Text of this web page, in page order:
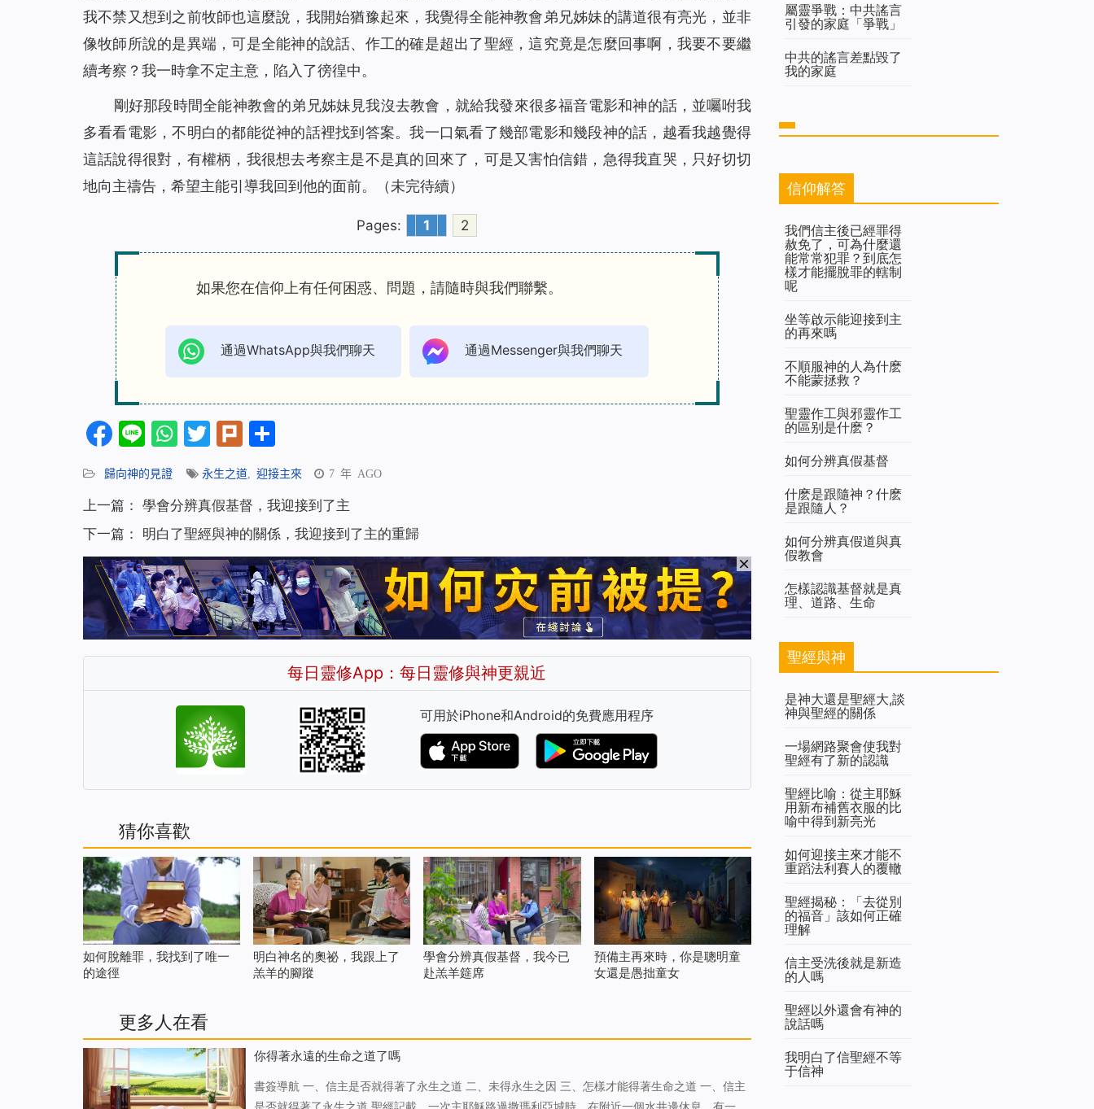
我不禁又想到之前牧師也這麼說，我開始猶豫起來，我覺得全能神教會弟兄姊妹的講道很有亮光，並非
像牧師所說的是異端，可是全能神的說話、作工的確是超出了聖經，這究竟是怎麼回事啊，我要不要繼
續考察？我一時拿不定主意，陷入了徬徨中。
剛好那段時間全能神教會的弟兄姊妹見我沒去教會，就給我發來很多福音電影和神的話，並囑咐我
多看看電影，不明白的都能從神的話裡找到答案。我一口氣看了幾部電影和幾段神的話，越看我越覺得
這話說得很對，有權柄，我很想去考察主是不是真的回來了，可是又害怕信錯，急得我直哭，只好切切
地向主禱告，希望主能引導我回到他的面前。（未完待續）
Pages: 1 2
如果您在信仰上有任何困惑、問題，請隨時與我們聯繫。
通過WhatsApp與我們聊天 通過Messenger與我們聊天
Facebook
LineWhatsApp
Twitter
Plurk
享
歸向神的見證 永生之道 迎接主來 7 年 AGO
上一篇： 學會分辨真假基督，我迎接到了主
下一篇：
明白了聖經與神的關係，我迎接到了主的重歸
每日靈修App：每日靈修與神更親近
可用於iPhone和Android的免費應用程序
猜你喜歡
如何脫離罪，我找到了唯一
的途徑
明白神名的奧祕，我跟上了
羔羊的腳蹤
學會分辨真假基督，我今已
赴羔羊筵席
預備主再來時，你是聰明童
女還是愚拙童女
更多人在看
你得著永遠的生命之道了嗎
書簽導航 一、信主是否就得著了永生之道 二、未得永生之因 三、怎樣才能得著生命之道 一、信主
屬靈爭戰：中共謠言
引發的家庭「爭戰」
中共的謠言差點毀了
我的家庭
信仰解答
我們信主後已經罪得
赦免了，可為什麼還
能常常犯罪？到底怎
樣才能擺脫罪的轄制
呢
坐等啟示能迎接到主
的再來嗎
不順服神的人為什麽
不能蒙拯救？
聖靈作工與邪靈作工
的區别是什麽？
如何分辨真假基督
什麽是跟隨神？什麽
是跟隨人？
如何分辨真假道與真
假教會
怎樣認識基督就是真
理、道路、生命
聖經與神
是神大還是聖經大,談
神與聖經的關係
一場網路聚會使我對
聖經有了新的認識
聖經比喻：從主耶穌
用新布補舊衣服的比
喻中得到新亮光
如何迎接主來才能不
重蹈法利賽人的覆轍
聖經揭秘：「去從別
的福音」該如何正確
理解
信主受洗後就是新造
的人嗎
聖經以外還會有神的
說話嗎
我明白了信聖經不等
于信神